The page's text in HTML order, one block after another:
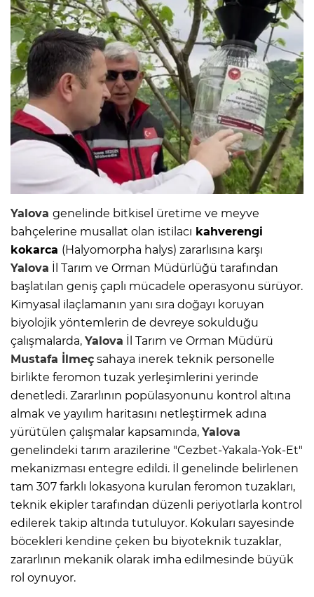
Yalova genelinde bitkisel üretime ve meyve
bahçelerine musallat olan istilacı kahverengi
kokarca (Halyomorpha halys) zararlısına karşı
Yalova İl Tarım ve Orman Müdürlüğü tarafından
başlatılan geniş çaplı mücadele operasyonu sürüyor.
Kimyasal ilaçlamanın yanı sıra doğayı koruyan
biyolojik yöntemlerin de devreye sokulduğu
çalışmalarda, Yalova İl Tarım ve Orman Müdürü
Mustafa İlmeç sahaya inerek teknik personelle
birlikte feromon tuzak yerleşimlerini yerinde
denetledi. Zararlının popülasyonunu kontrol altına
almak ve yayılım haritasını netleştirmek adına
yürütülen çalışmalar kapsamında, Yalova
genelindeki tarım arazilerine "Cezbet-Yakala-Yok-Et"
mekanizması entegre edildi. İl genelinde belirlenen
tam 307 farklı lokasyona kurulan feromon tuzakları,
teknik ekipler tarafından düzenli periyotlarla kontrol
edilerek takip altında tutuluyor. Kokuları sayesinde
böcekleri kendine çeken bu biyoteknik tuzaklar,
zararlının mekanik olarak imha edilmesinde büyük
rol oynuyor.